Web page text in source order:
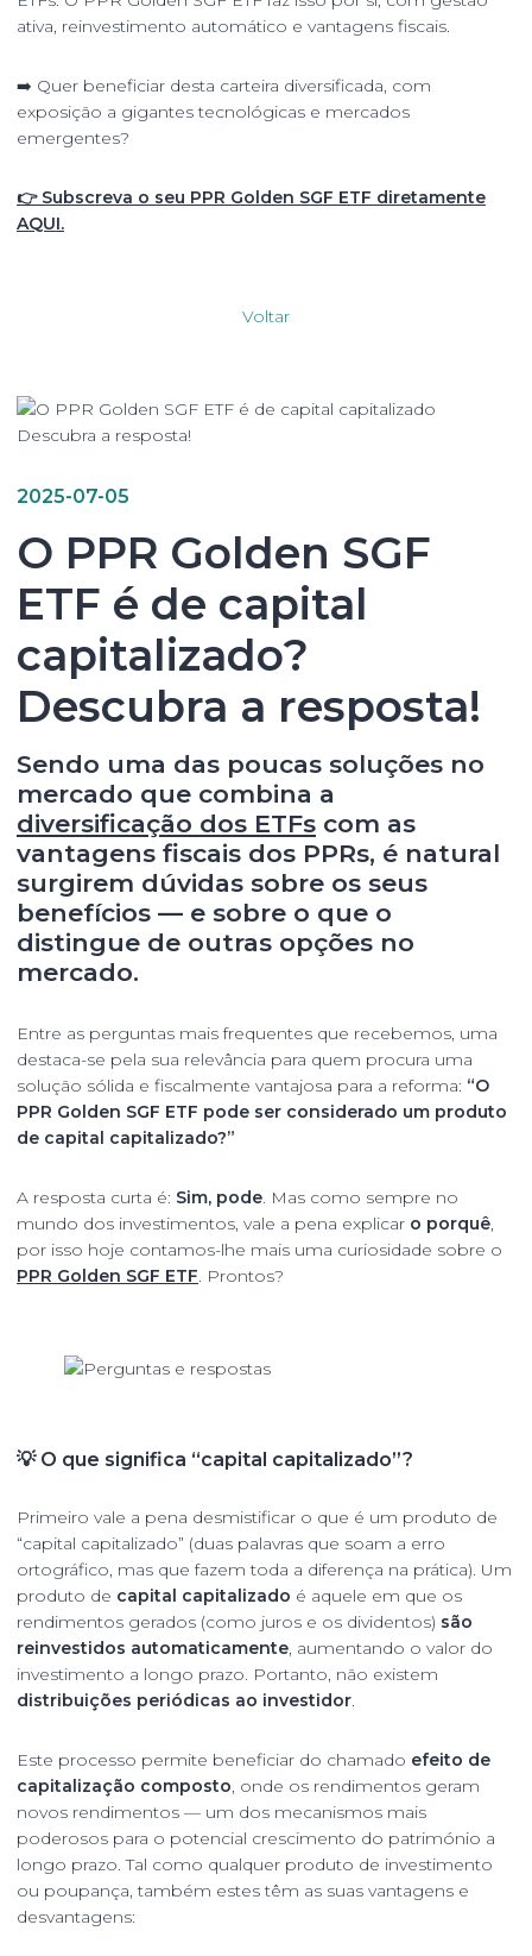
ativa, reinvestimento automático e vantagens fiscais.
➡️ Quer beneficiar desta carteira diversificada, com
exposição a gigantes tecnológicas e mercados
emergentes?
👉 Subscreva o seu PPR Golden SGF ETF diretamente
AQUI.
Voltar
2025-07-05
O PPR Golden SGF
ETF é de capital
capitalizado?
Descubra a resposta!
Sendo uma das poucas soluções no
mercado que combina a
diversificação dos ETFs com as
vantagens fiscais dos PPRs, é natural
surgirem dúvidas sobre os seus
benefícios — e sobre o que o
distingue de outras opções no
mercado.
Entre as perguntas mais frequentes que recebemos, uma
destaca-se pela sua relevância para quem procura uma
solução sólida e fiscalmente vantajosa para a reforma: “O
PPR Golden SGF ETF pode ser considerado um produto
de capital capitalizado?”
A resposta curta é: Sim, pode . Mas como sempre no
mundo dos investimentos, vale a pena explicar o porquê
por isso hoje contamos-lhe mais uma curiosidade sobre o
PPR Golden SGF ETF . Prontos?
💡 O que significa “capital capitalizado”?
Primeiro vale a pena desmistificar o que é um produto de
“capital capitalizado” (duas palavras que soam a erro
ortográfico, mas que fazem toda a diferença na prática). Um
produto de capital capitalizado é aquele em que os
rendimentos gerados (como juros e os dividentos) são
reinvestidos automaticamente , aumentando o valor do
investimento a longo prazo. Portanto, não existem
distribuições periódicas ao investidor
Este processo permite beneficiar do chamado efeito de
capitalização composto , onde os rendimentos geram
novos rendimentos — um dos mecanismos mais
poderosos para o potencial crescimento do património a
longo prazo. Tal como qualquer produto de investimento
ou poupança, também estes têm as suas vantagens e
desvantagens: